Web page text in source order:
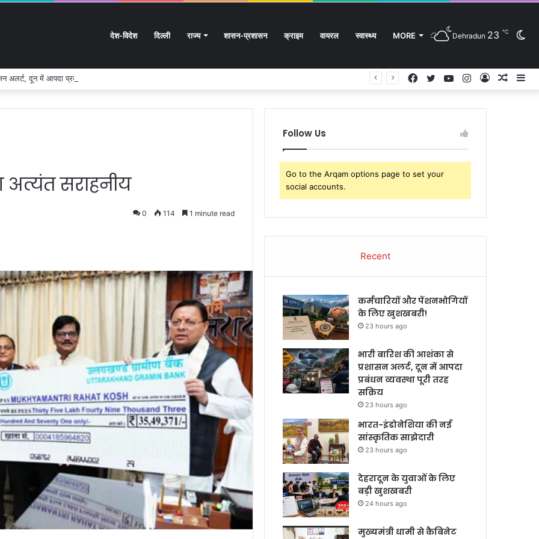
देश-विदेश दिल्ली राज्य शासन-प्रशासन क्राइम वायरल स्वास्थ्य MORE Dehradun 23 ℃
अलर्ट, दून में आपदा प्रबंधन व्यवस्था पूरी तरह सक्रिय
Log
Instagram
YouTube
Twitter
Facebook
अत्यंत सराहनीय
0 114 1 minute read
Follow Us
Go to the Arqam options page to set your
social accounts.
Recent
कर्मचारियों और पेंशनभोगियों
के लिए खुशखबरी!
23 hours ago
भारी बारिश की आशंका से
प्रशासन अलर्ट, दून में आपदा
प्रबंधन व्यवस्था पूरी तरह
सक्रिय
23 hours ago
भारत-इंडोनेशिया की नई
सांस्कृतिक साझेदारी
23 hours ago
देहरादून के युवाओं के लिए
बड़ी खुशखबरी
24 hours ago
मुख्यमंत्री धामी से कैबिनेट